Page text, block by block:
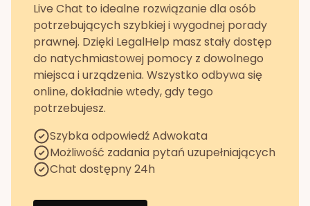
Live Chat to idealne rozwiązanie dla osób
potrzebujących szybkiej i wygodnej porady
prawnej. Dzięki LegalHelp masz stały dostęp
do natychmiastowej pomocy z dowolnego
miejsca i urządzenia. Wszystko odbywa się
online, dokładnie wtedy, gdy tego
potrzebujesz.
Szybka odpowiedź Adwokata
Możliwość zadania pytań uzupełniających
Chat dostępny 24h